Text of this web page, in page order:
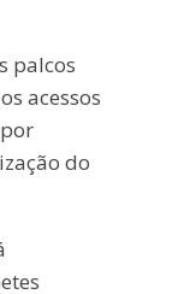
palcos
acessos
do